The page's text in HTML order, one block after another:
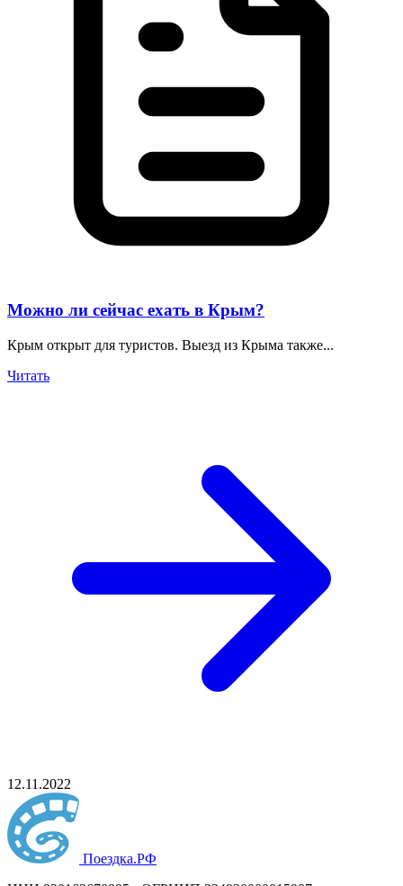
Можно ли сейчас ехать в Крым?
Крым открыт для туристов. Выезд из Крыма также...
Читать
12.11.2022
Поездка.РФ